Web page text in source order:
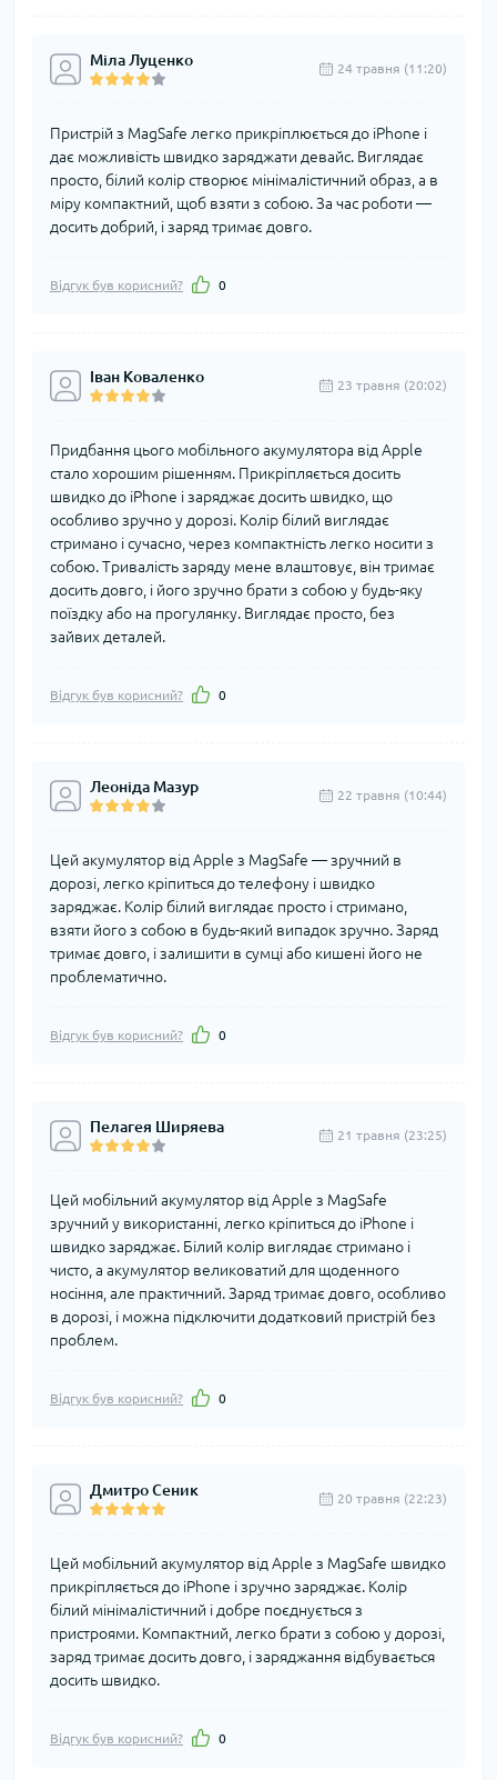
Міла Луценко 24 травня (11:20)
Пристрій з MagSafe легко прикріплюється до iPhone і
дає можливість швидко заряджати девайс. Виглядає
просто, білий колір створює мінімалістичний образ, а в
міру компактний, щоб взяти з собою. За час роботи —
досить добрий, і заряд тримає довго.
Відгук був корисний? 0
Іван Коваленко 23 травня (20:02)
Придбання цього мобільного акумулятора від Apple
стало хорошим рішенням. Прикріпляється досить
швидко до iPhone і заряджає досить швидко, що
особливо зручно у дорозі. Колір білий виглядає
стримано і сучасно, через компактність легко носити з
собою. Тривалість заряду мене влаштовує, він тримає
досить довго, і його зручно брати з собою у будь-яку
поїздку або на прогулянку. Виглядає просто, без
зайвих деталей.
Відгук був корисний? 0
Леоніда Мазур 22 травня (10:44)
Цей акумулятор від Apple з MagSafe — зручний в
дорозі, легко кріпиться до телефону і швидко
заряджає. Колір білий виглядає просто і стримано,
взяти його з собою в будь-який випадок зручно. Заряд
тримає довго, і залишити в сумці або кишені його не
проблематично.
Відгук був корисний? 0
Пелагея Ширяева 21 травня (23:25)
Цей мобільний акумулятор від Apple з MagSafe
зручний у використанні, легко кріпиться до iPhone і
швидко заряджає. Білий колір виглядає стримано і
чисто, а акумулятор великоватий для щоденного
носіння, але практичний. Заряд тримає довго, особливо
в дорозі, і можна підключити додатковий пристрій без
проблем.
Відгук був корисний? 0
Дмитро Сеник 20 травня (22:23)
Цей мобільний акумулятор від Apple з MagSafe швидко
прикріпляється до iPhone і зручно заряджає. Колір
білий мінімалістичний і добре поєднується з
пристроями. Компактний, легко брати з собою у дорозі,
заряд тримає досить довго, і заряджання відбувається
досить швидко.
Відгук був корисний? 0